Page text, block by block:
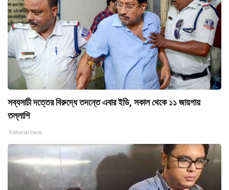
সব্যসাচী দত্তের বিরুদ্ধে তদন্তে এবার ইডি, সকাল থেকে ১১ জায়গায়
তল্লাশি
Editorial Desk